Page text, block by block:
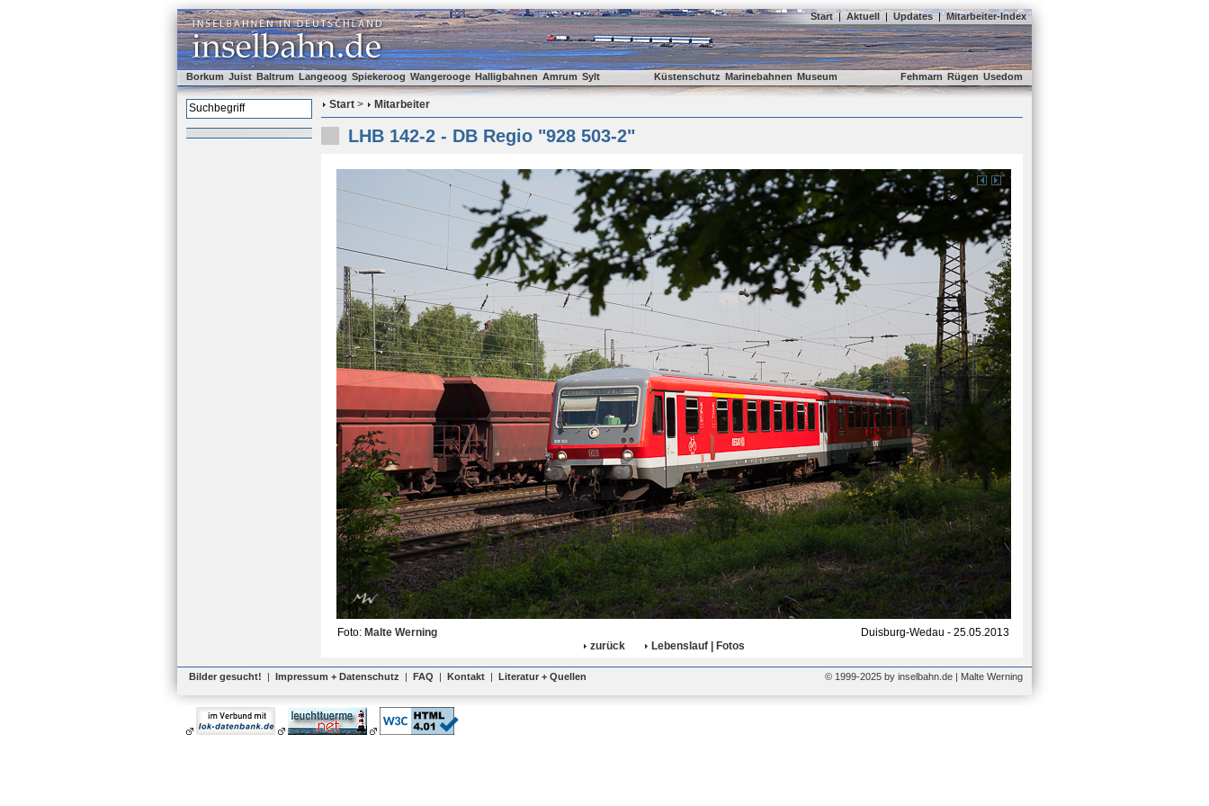
Start | Aktuell | Updates | Mitarbeiter-Index
Borkum Juist Baltrum Langeoog Spiekeroog Wangerooge Halligbahnen Amrum Sylt Küstenschutz Marinebahnen Museum Fehmarn Rügen Usedom
Start > Mitarbeiter
LHB 142-2 - DB Regio "928 503-2"
Foto: Malte Werning
Duisburg-Wedau - 25.05.2013
zurück
Lebenslauf | Fotos
Bilder gesucht! | Impressum + Datenschutz | FAQ | Kontakt | Literatur + Quellen © 1999-2025 by inselbahn.de | Malte Werning